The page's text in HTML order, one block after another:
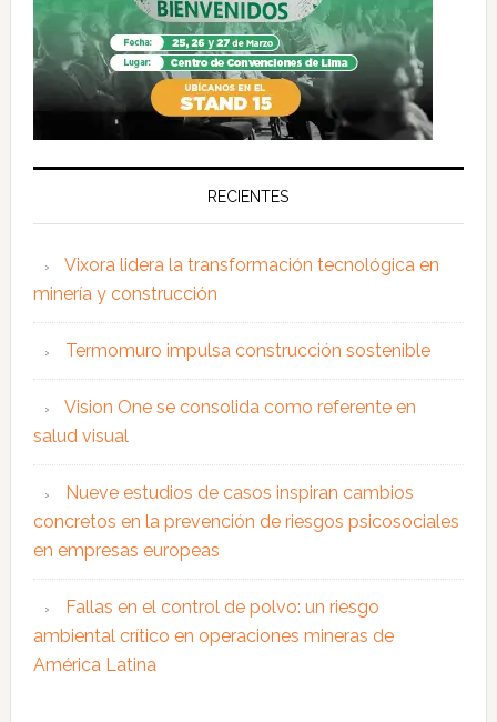
RECIENTES
Vixora lidera la transformación tecnológica en
minería y construcción
Termomuro impulsa construcción sostenible
Vision One se consolida como referente en
salud visual
Nueve estudios de casos inspiran cambios
concretos en la prevención de riesgos psicosociales
en empresas europeas
Fallas en el control de polvo: un riesgo
ambiental crítico en operaciones mineras de
América Latina